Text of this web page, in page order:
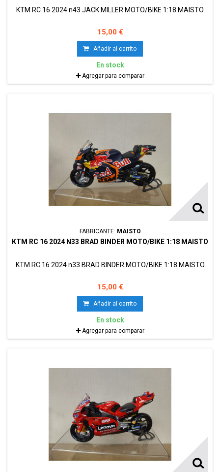
KTM RC 16 2024 n43 JACK MILLER MOTO/BIKE 1:18 MAISTO
15,00 €
Añadir al carrito
En stock
Agregar para comparar
FABRICANTE: MAISTO
KTM RC 16 2024 N33 BRAD BINDER MOTO/BIKE 1:18 MAISTO
KTM RC 16 2024 n33 BRAD BINDER MOTO/BIKE 1:18 MAISTO
15,00 €
Añadir al carrito
En stock
Agregar para comparar